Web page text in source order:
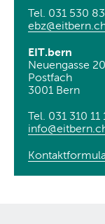
Tel. 031 530
ebz@eitbern
EIT.bern
Neuengasse 20
Postfach
3001 Bern
Tel. 031 310 11
info@eitbern